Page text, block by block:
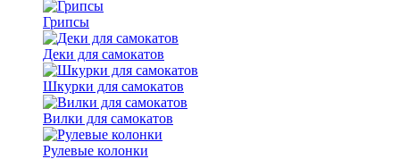
Грипсы
Деки для самокатов
Шкурки для самокатов
Вилки для самокатов
Рулевые колонки